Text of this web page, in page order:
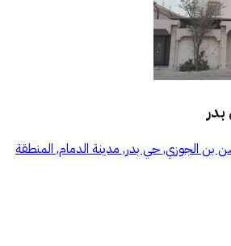
بن الجوزي, حي بدر, مدينة الدمام, المنطقة